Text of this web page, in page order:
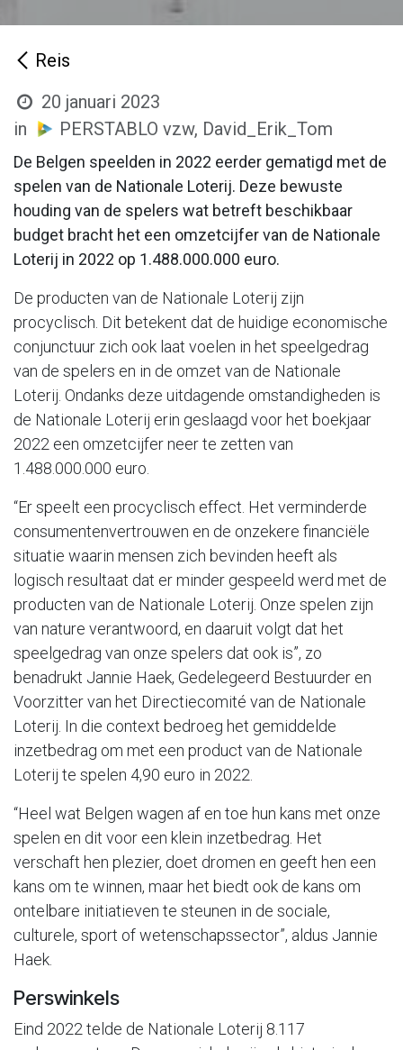
Reis
20 januari 2023
in
PERSTABLO vzw, David_Erik_Tom
De Belgen speelden in 2022 eerder gematigd met de
spelen van de Nationale Loterij. Deze bewuste
houding van de spelers wat betreft beschikbaar
budget bracht het een omzetcijfer van de Nationale
Loterij in 2022 op 1.488.000.000 euro.
De producten van de Nationale Loterij zijn
procyclisch. Dit betekent dat de huidige economische
conjunctuur zich ook laat voelen in het speelgedrag
van de spelers en in de omzet van de Nationale
Loterij. Ondanks deze uitdagende omstandigheden is
de Nationale Loterij erin geslaagd voor het boekjaar
2022 een omzetcijfer neer te zetten van
1.488.000.000 euro.
“Er speelt een procyclisch effect. Het verminderde
consumentenvertrouwen en de onzekere financiële
situatie waarin mensen zich bevinden heeft als
logisch resultaat dat er minder gespeeld werd met de
producten van de Nationale Loterij. Onze spelen zijn
van nature verantwoord, en daaruit volgt dat het
speelgedrag van onze spelers dat ook is”, zo
benadrukt Jannie Haek, Gedelegeerd Bestuurder en
Voorzitter van het Directiecomité van de Nationale
Loterij. In die context bedroeg het gemiddelde
inzetbedrag om met een product van de Nationale
Loterij te spelen 4,90 euro in 2022.
“Heel wat Belgen wagen af en toe hun kans met onze
spelen en dit voor een klein inzetbedrag. Het
verschaft hen plezier, doet dromen en geeft hen een
kans om te winnen, maar het biedt ook de kans om
ontelbare initiatieven te steunen in de sociale,
culturele, sport of wetenschapssector”, aldus Jannie
Haek.
Perswinkels
Eind 2022 telde de Nationale Loterij 8.117